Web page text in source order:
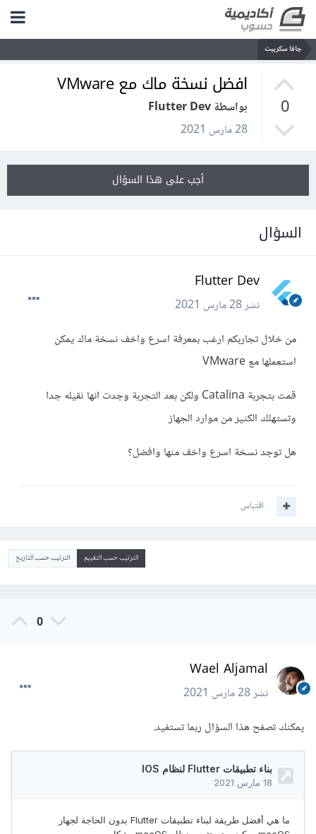
جافا سكريبت
0
افضل نسخة ماك مع VMware
بواسطة Flutter Dev
28 مارس 2021
أجب على هذا السؤال
السؤال
Flutter Dev
نشر28 مارس 2021
من خلال تجاربكم ارغب بمعرفة اسرع واخف نسخة ماك يمكن
استعملها مع VMware
قمت بتجربة Catalina ولكن بعد التجربة وجدت انها ثقيله جدا
وتستهلك الكثير من موارد الجهاز
هل توجد نسخة اسرع واخف منها وافضل؟
اقتباس
الترتيب حسب التقييم الترتيب حسب التاريخ
0
Wael Aljamal
نشر28 مارس 2021
يمكنك تصفح هذا السؤال ربما تستفيد.